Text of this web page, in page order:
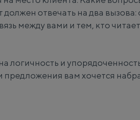
должен отвечать на два
между вами и тем, кто
логичность и
вам хочется